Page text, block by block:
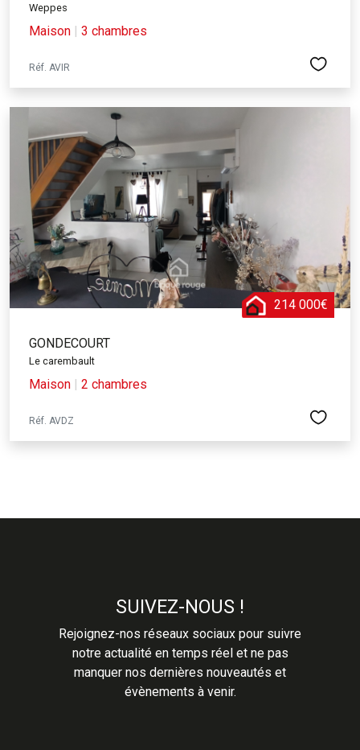
Weppes
Maison | 3 chambres
Réf. AVIR
214 000€
GONDECOURT
Le carembault
Maison | 2 chambres
Réf. AVDZ
SUIVEZ-NOUS !
Rejoignez-nos réseaux sociaux pour suivre
notre actualité en temps réel et ne pas
manquer nos dernières nouveautés et
évènements à venir.